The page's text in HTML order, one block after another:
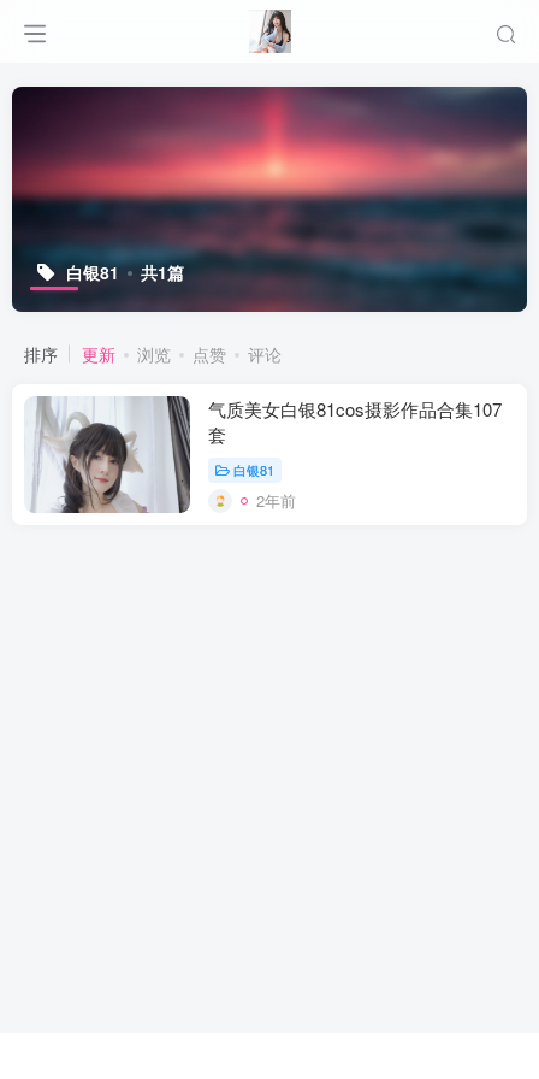
白银81 共1篇
排序 更新 浏览 点赞 评论
气质美女白银81cos摄影作品合集107
套
白银81
2年前